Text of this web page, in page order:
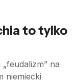
to tylko
na
niemiecki